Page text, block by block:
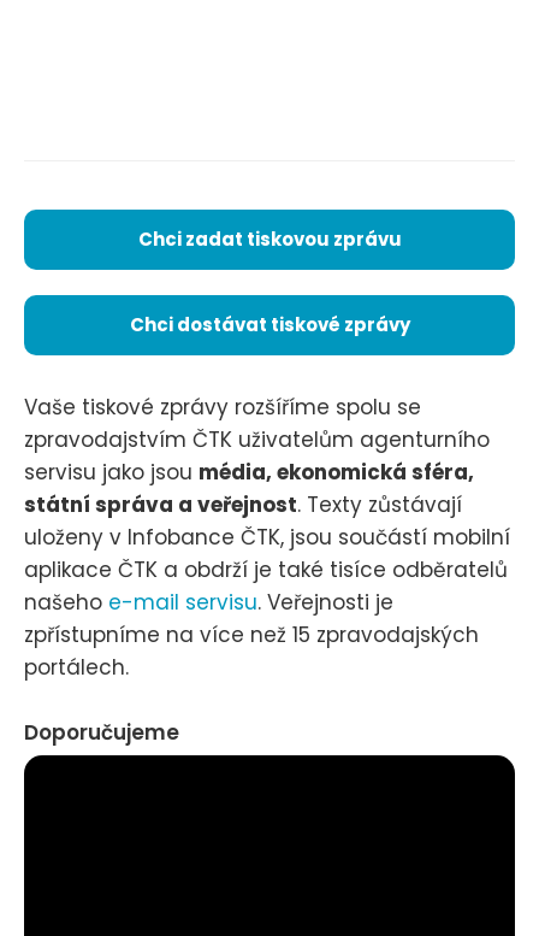
Chci zadat tiskovou zprávu
Chci dostávat tiskové zprávy
Vaše tiskové zprávy rozšíříme spolu se
zpravodajstvím ČTK uživatelům agenturního
servisu jako jsou média, ekonomická sféra,
státní správa a veřejnost. Texty zůstávají
uloženy v Infobance ČTK, jsou součástí mobilní
aplikace ČTK a obdrží je také tisíce odběratelů
našeho e-mail servisu. Veřejnosti je
zpřístupníme na více než 15 zpravodajských
portálech.
Doporučujeme